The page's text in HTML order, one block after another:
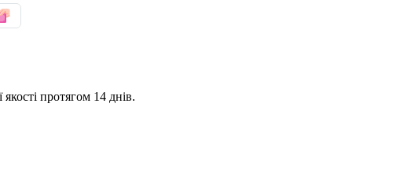
протягом 14 днів.